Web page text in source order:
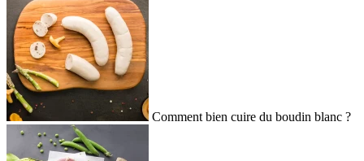
Comment bien cuire du boudin blanc ?